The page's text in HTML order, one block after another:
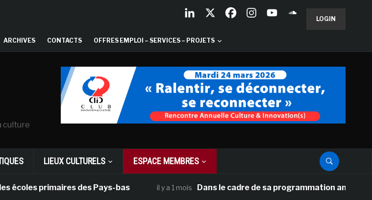
LOGIN
ARCHIVES CONTACTS OFFRES EMPLOI – SERVICES – PROJETS
culture
LIEUX CULTURELS ESPACE MEMBRES
primaires des Pays-bas il y a 1 mois Dans le cadre de sa programmation américaine,